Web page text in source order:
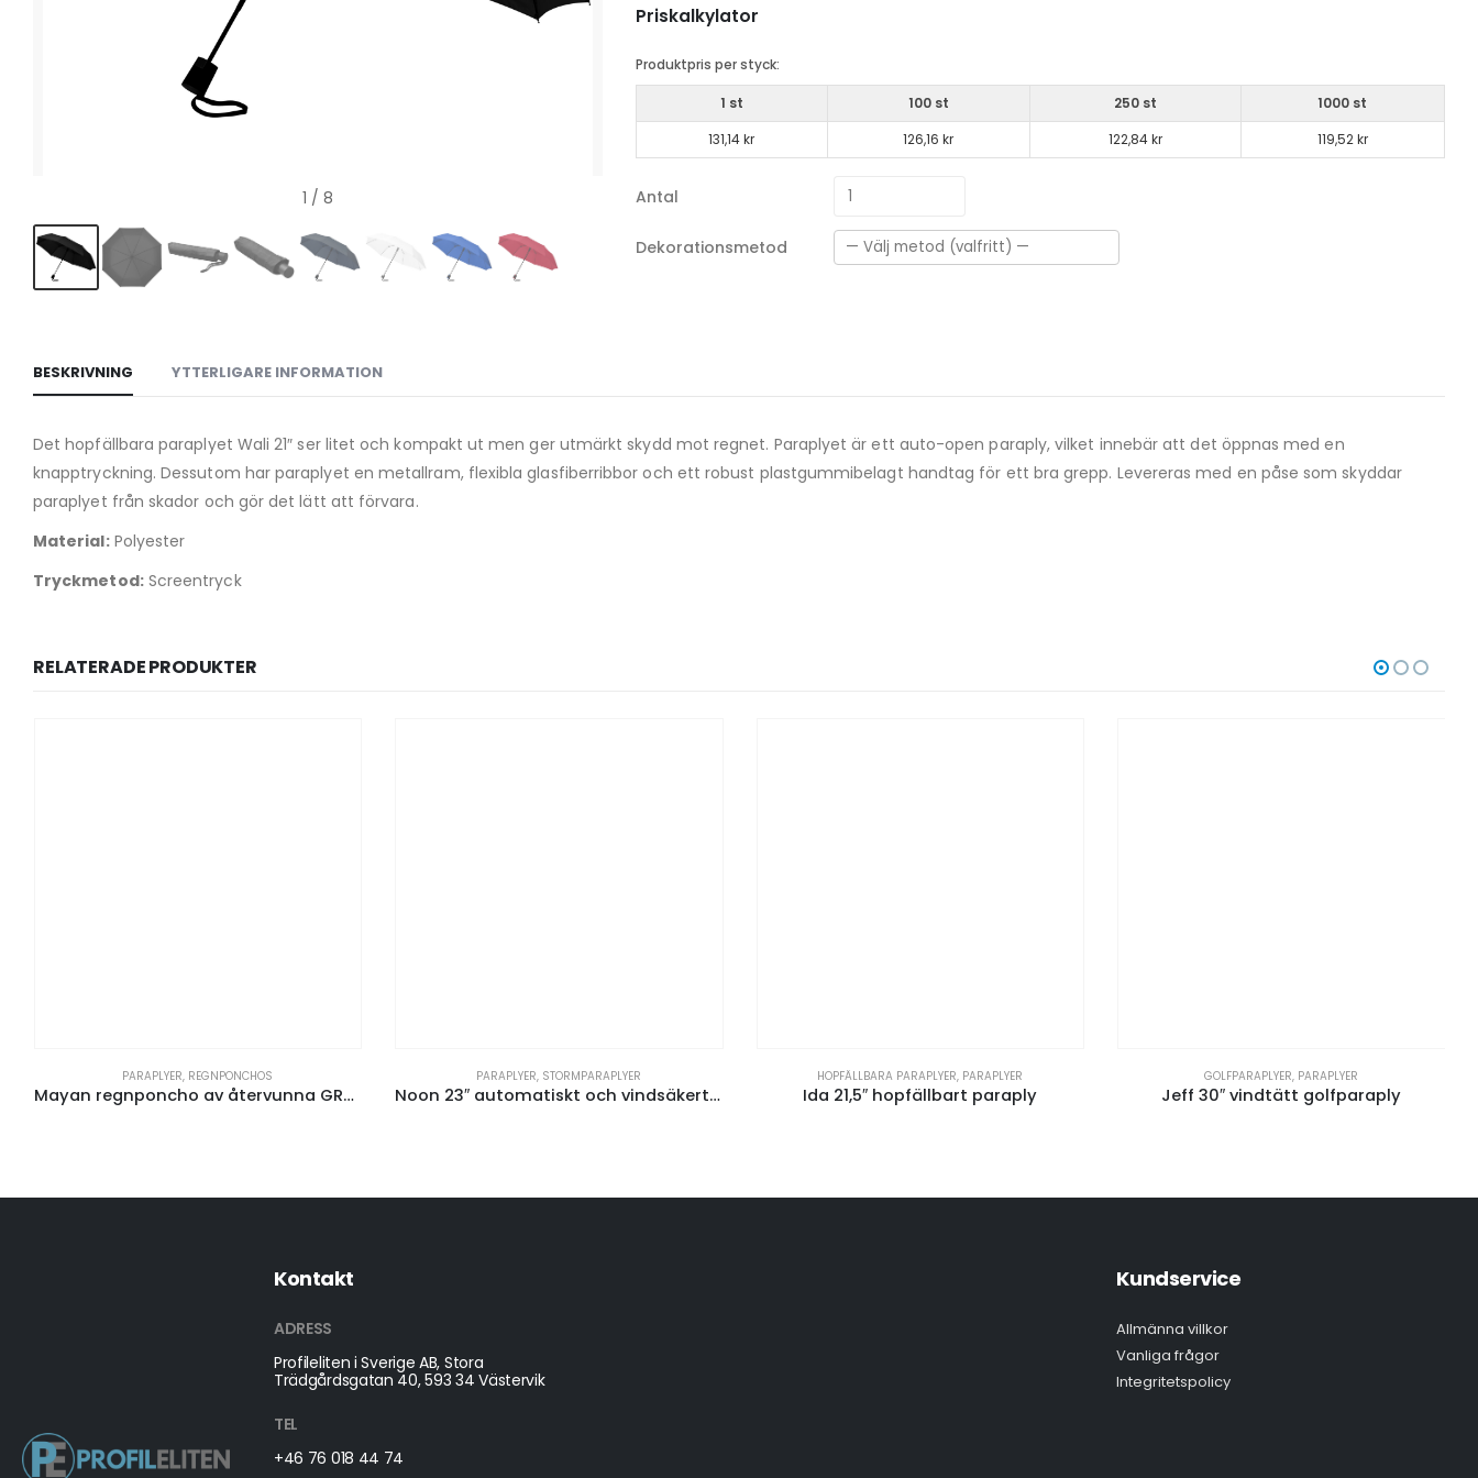
1 / 8
Priskalkylator
Produktpris per styck:
1 st 100 st 250 st 1000 st
131,14 kr 126,16 kr 122,84 kr 119,52 kr
Antal
Dekorationsmetod
BESKRIVNING YTTERLIGARE INFORMATION
Det hopfällbara paraplyet Wali 21″ ser litet och kompakt ut men ger utmärkt skydd mot regnet. Paraplyet är ett auto-open paraply, vilket innebär att det öppnas med en
knapptryckning. Dessutom har paraplyet en metallram, flexibla glasfiberribbor och ett robust plastgummibelagt handtag för ett bra grepp. Levereras med en påse som skyddar
paraplyet från skador och gör det lätt att förvara.
Material:Polyester
Tryckmetod:Screentryck
RELATERADE PRODUKTER
PARAPLYER,REGNPONCHOS
Mayan regnponcho av återvunna GRS-material för engångsbruk med förvaringspåse
PARAPLYER,STORMPARAPLYER
Noon 23″ automatiskt och vindsäkert paraply
HOPFÄLLBARA PARAPLYER,PARAPLYER
Ida 21,5″ hopfällbart paraply
GOLFPARAPLYER,PARAPLYER
Jeff 30″ vindtätt golfparaply
Kontakt
ADRESS
Profileliten i Sverige AB, Stora
Trädgårdsgatan 40, 593 34 Västervik
TEL
+46 76 018 44 74
Kundservice
Allmänna villkor
Vanliga frågor
Integritetspolicy